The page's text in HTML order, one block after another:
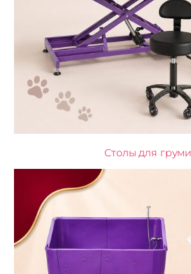
Столы для